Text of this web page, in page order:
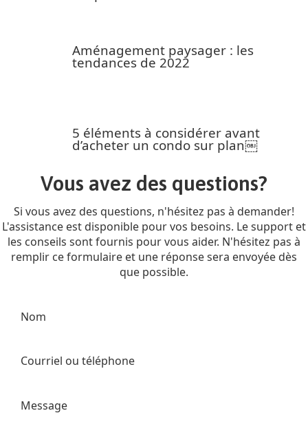
Aménagement paysager : les
tendances de 2022
5 éléments à considérer avant
d’acheter un condo sur plan￼
Vous avez des questions?
Si vous avez des questions, n'hésitez pas à demander!
L'assistance est disponible pour vos besoins. Le support et
les conseils sont fournis pour vous aider. N'hésitez pas à
remplir ce formulaire et une réponse sera envoyée dès
que possible.
Nom
Courriel ou téléphone
Message